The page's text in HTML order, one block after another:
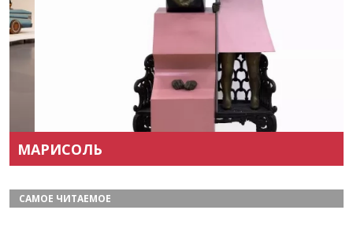
МАРИСОЛЬ
САМОЕ ЧИТАЕМОЕ